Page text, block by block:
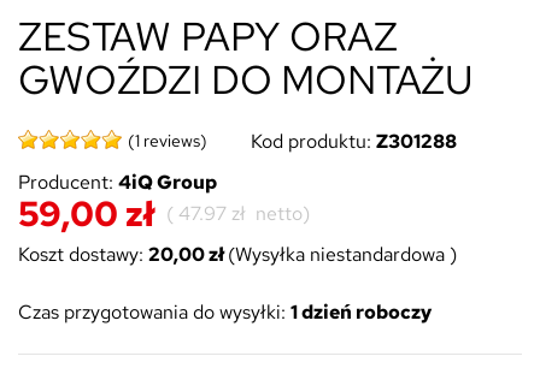
ZESTAW PAPY ORAZ
GWOŹDZI DO MONTAŻU
(1 reviews) Kod produktu: Z301288
Producent: 4iQ Group
59,00 zł ( 47.97 zł netto)
Koszt dostawy: 20,00 zł(Wysyłka niestandardowa )
Czas przygotowania do wysyłki: 1 dzień roboczy